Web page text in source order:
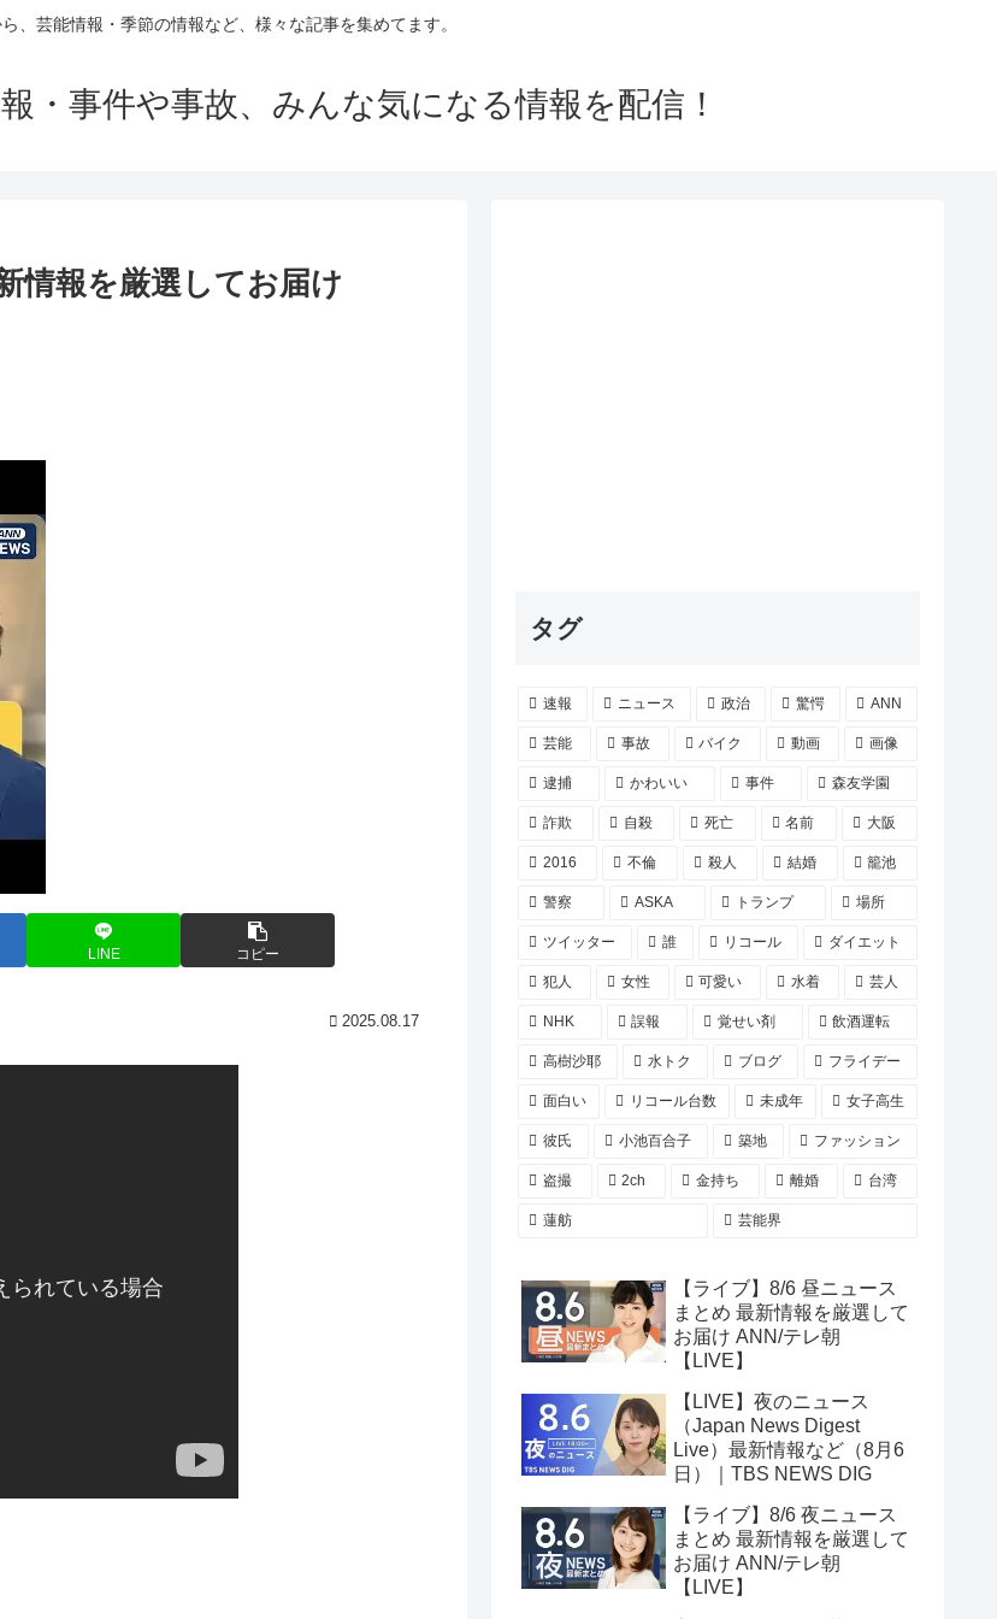
、芸能情報・季節の情報など、様々な記事を集めてます。
・事件や事故、みんな気になる情報を配信！
情報を厳選してお届け
LINE コピー
2025.08.17
タグ
速報 ニュース 政治 驚愕 ANN
芸能 事故 バイク 動画 画像
逮捕 かわいい 事件 森友学園
詐欺 自殺 死亡 名前 大阪
2016 不倫 殺人 結婚 籠池
警察 ASKA トランプ 場所
ツイッター 誰 リコール ダイエット
犯人 女性 可愛い 水着 芸人
NHK 誤報 覚せい剤 飲酒運転
高樹沙耶 水トク ブログ フライデー
面白い リコール台数 未成年 女子高生
彼氏 小池百合子 築地 ファッション
盗撮 2ch 金持ち 離婚 台湾
蓮舫 芸能界
【ライブ】8/6 昼ニュース
まとめ 最新情報を厳選して
お届け ANN/テレ朝
【LIVE】
【LIVE】夜のニュース
（Japan News Digest
Live）最新情報など（8月6
日）｜TBS NEWS DIG
【ライブ】8/6 夜ニュース
まとめ 最新情報を厳選して
お届け ANN/テレ朝
【LIVE】